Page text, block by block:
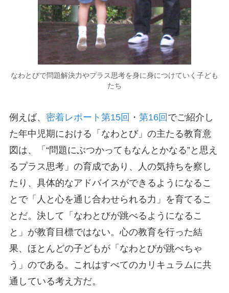
なわとびで問題解決力やプラス思考を身に身につけていく子ども
たち
例えば、 密着レポート第15回 ・ 第16回 でご紹介し
た年中児期における「なわとび」の主たる教育意
図は、「“問題にぶつかってもなんとかなる”と思え
るプラス思考」の育成であり、人の気持ちを察し
たり、具体的なアドバイスができるようになるこ
とで「人と心を通じ合わせられる力」を育てるこ
とだ。決して「なわとびが跳べるようになるこ
と」が教育目標ではない。心の教育を行った結
果、ほとんどの子どもが「なわとびが跳べちゃ
う」のである。これはすべてのカリキュラムに共
通している考え方だ。